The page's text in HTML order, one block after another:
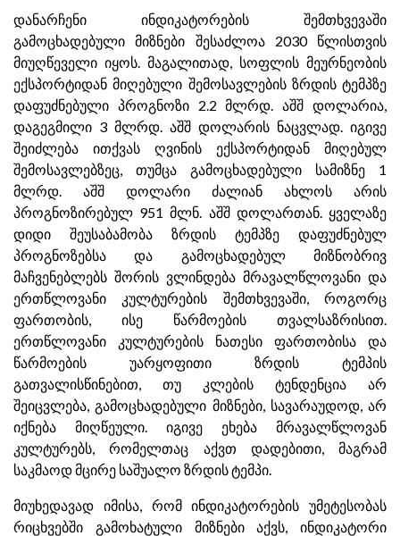
დანარჩენი ინდიკატორების შემთხვევაში
გამოცხადებული მიზნები შესაძლოა 2030 წლისთვის
მიუღწეველი იყოს. მაგალითად, სოფლის მეურნეობის
ექსპორტიდან მიღებული შემოსავლების ზრდის ტემპზე
დაფუძნებული პროგნოზი 2.2 მლრდ. აშშ დოლარია,
დაგეგმილი 3 მლრდ. აშშ დოლარის ნაცვლად. იგივე
შეიძლება ითქვას ღვინის ექსპორტიდან მიღებულ
შემოსავლებზეც, თუმცა გამოცხადებული სამიზნე 1
მლრდ. აშშ დოლარი ძალიან ახლოს არის
პროგნოზირებულ 951 მლნ. აშშ დოლართან. ყველაზე
დიდი შეუსაბამობა ზრდის ტემპზე დაფუძნებულ
პროგნოზებსა და გამოცხადებულ მიზნობრივ
მაჩვენებლებს შორის ვლინდება მრავალწლოვანი და
ერთწლოვანი კულტურების შემთხვევაში, როგორც
ფართობის, ისე წარმოების თვალსაზრისით.
ერთწლოვანი კულტურების ნათესი ფართობისა და
წარმოების უარყოფითი ზრდის ტემპის
გათვალისწინებით, თუ კლების ტენდენცია არ
შეიცვლება, გამოცხადებული მიზნები, სავარაუდოდ, არ
იქნება მიღწეული. იგივე ეხება მრავალწლოვან
კულტურებს, რომელთაც აქვთ დადებითი, მაგრამ
საკმაოდ მცირე საშუალო ზრდის ტემპი.
მიუხედავად იმისა, რომ ინდიკატორების უმეტესობას
რიცხვებში გამოხატული მიზნები აქვს, ინდიკატორი